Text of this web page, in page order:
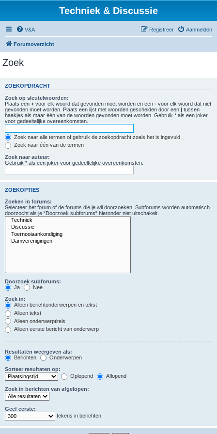
Techniek & Discussie
V&A Aanmelden
Registreer
Forumoverzicht
Zoek
ZOEKOPDRACHT
Zoek op sleutelwoorden:
Plaats een + voor elk woord dat gevonden moet worden en een - voor elk woord dat niet
gevonden moet worden. Plaats een lijst met woorden gescheiden door een | tussen
haakjes als maar één van de woorden gevonden moet worden. Gebruik * als een joker
voor gedeeltelijke overeenkomsten.
Zoek naar alle termen of gebruik de zoekopdracht zoals het is ingevuld
Zoek naar één van de termen
Zoek naar auteur:
Gebruik * als een joker voor gedeeltelijke overeenkomsten.
ZOEKOPTIES
Zoeken in forums:
Selecteer het forum of de forums die je wil doorzoeken. Subforums worden automatisch
doorzocht als je “Doorzoek subforums“ hieronder niet uitschakelt.
Doorzoek subforums:
Ja
Nee
Zoek in:
Alleen berichtonderwerpen en tekst
Alleen tekst
Alleen onderwerptitels
Alleen eerste bericht van onderwerp
Resultaten weergeven als:
Berichten
Onderwerpen
Sorteer resultaten op:
Oplopend
Aflopend
Zoek in berichten van afgelopen:
Geef eerste:
tekens in berichten